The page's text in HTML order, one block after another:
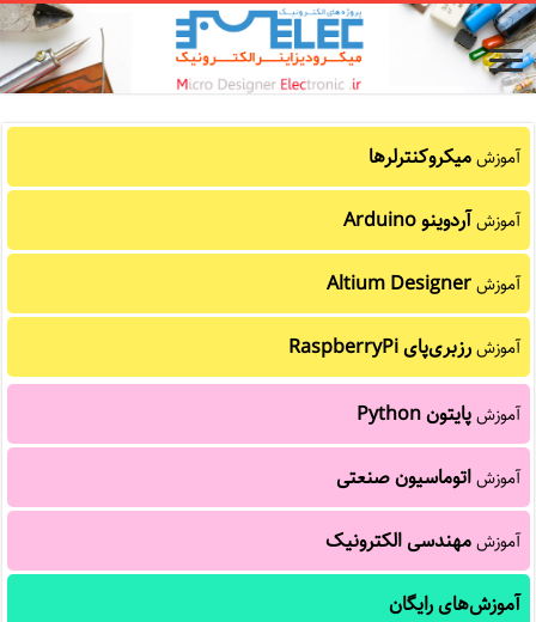
آموزشمیکروکنترلرها
آموزشآردوینو Arduino
آموزشAltium Designer
آموزشرزبری‌پای RaspberryPi
آموزشپایتون Python
آموزشاتوماسیون صنعتی
آموزشمهندسی الکترونیک
آموزش‌های رایگان